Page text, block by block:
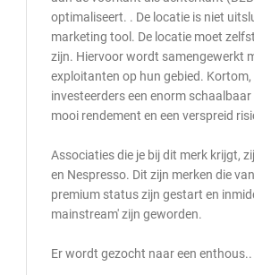
optimaliseert. . De locatie is niet
marketing tool. De locatie moet
zijn. Hiervoor wordt samengewerkt
exploitanten op hun gebied.
investeerders een enorm schaalbaar
mooi rendement en een verspreid
Associaties die je bij dit merk krijgt,
en Nespresso. Dit zijn merken die
premium status zijn gestart en
mainstream' zijn geworden.
Er wordt gezocht naar een enthous..